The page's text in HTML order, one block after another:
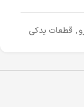
, قطعات یدکی